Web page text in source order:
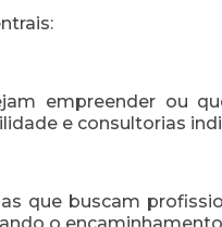
empreender ou
e consultorias
que buscam